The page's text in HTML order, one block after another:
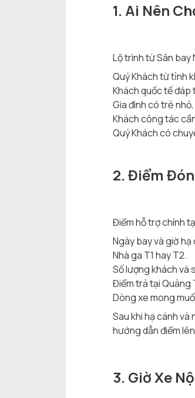
1. Ai Nên
Lộ trình từ Sân bay
Quý Khách từ tỉnh
Khách quốc tế đáp
Gia đình có trẻ
Khách công tác
Quý Khách có
2. Điểm
Điểm hỗ trợ chính
Ngày bay và giờ hạ
Nhà ga T1 hay T2.
Số lượng khách và
Điểm trả tại Quảng
Dòng xe mong
Sau khi hạ cánh
hướng dẫn điểm
3. Giờ Xe